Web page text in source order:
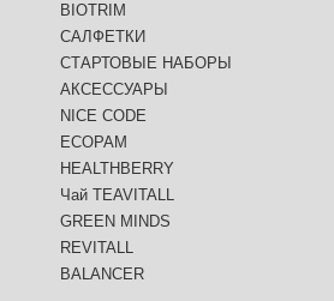
BIOTRIM
САЛФЕТКИ
СТАРТОВЫЕ НАБОРЫ
АКСЕССУАРЫ
NICE CODE
ECOPAM
HEALTHBERRY
Чай TEAVITALL
GREEN MINDS
REVITALL
BALANCER